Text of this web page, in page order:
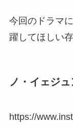
今回のドラマ
躍してほしい
ノ・イェジ
https://